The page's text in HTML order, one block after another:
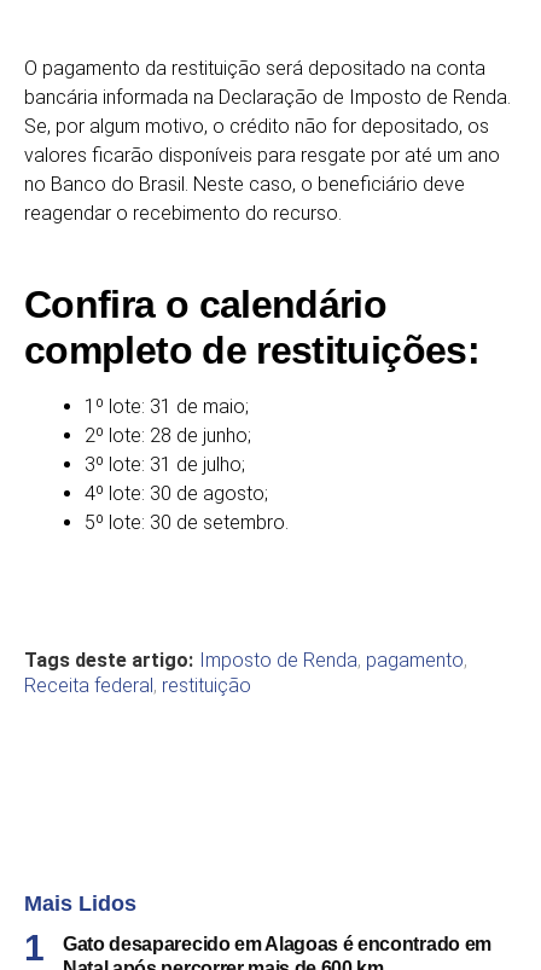
O pagamento da restituição será depositado na conta
bancária informada na Declaração de Imposto de Renda.
Se, por algum motivo, o crédito não for depositado, os
valores ficarão disponíveis para resgate por até um ano
no Banco do Brasil. Neste caso, o beneficiário deve
reagendar o recebimento do recurso.
Confira o calendário
completo de restituições:
1º lote: 31 de maio;
2º lote: 28 de junho;
3º lote: 31 de julho;
4º lote: 30 de agosto;
5º lote: 30 de setembro.
Tags deste artigo: Imposto de Renda, pagamento,
Receita federal, restituição
Mais Lidos
Gato desaparecido em Alagoas é encontrado em